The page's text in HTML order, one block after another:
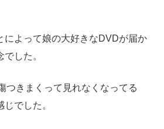
によって娘の大好きなDVDが届か
した。
つきまくって見れなくなってる
でした。